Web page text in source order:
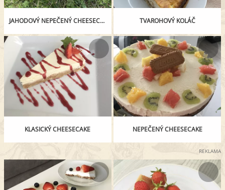
JAHODOVÝ NEPEČENÝ CHEESECAKE TVAROHOVÝ KOLÁČ
KLASICKÝ CHEESECAKE NEPEČENÝ CHEESECAKE
REKLAMA